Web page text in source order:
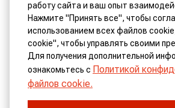
работу сайта и ваш опыт
Нажмите "Принять все", чтобы
использованием всех файлов
cookie", чтобы управлять своими
Для получения дополнительной
ознакомьтесь с Политикой
файлов cookie.
Адрес: